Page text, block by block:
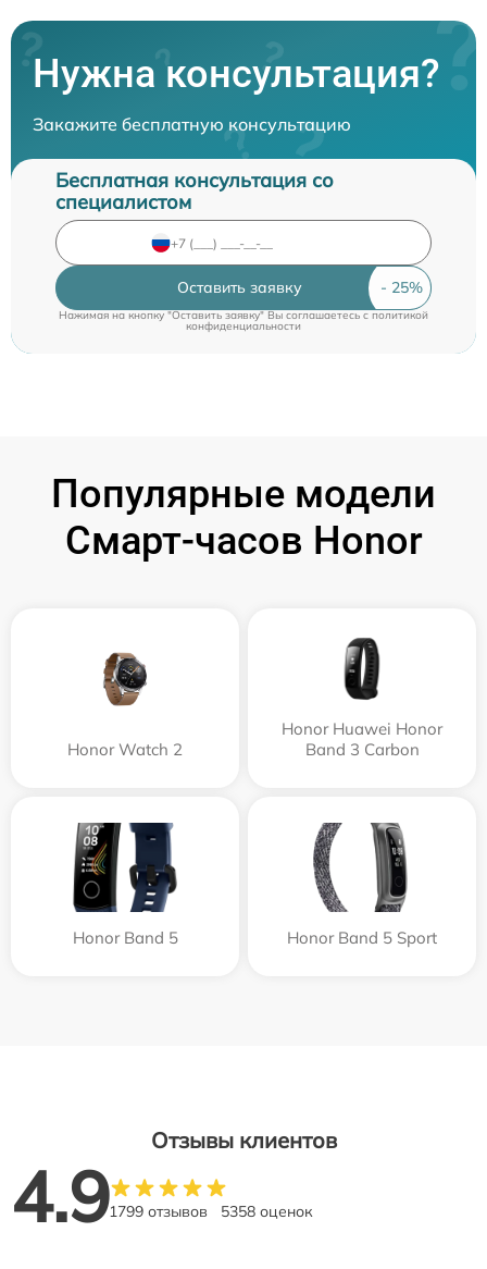
Нужна консультация?
Закажите бесплатную консультацию
Бесплатная консультация со
специалистом
Оставить заявку
Нажимая на кнопку "Оставить заявку" Вы соглашаетесь cполитикой
конфиденциальности
Популярные модели
Смарт-часов Honor
Honor Watch 2
Honor Huawei Honor
Band 3 Carbon
Honor Band 5 Honor Band 5 Sport
Отзывы клиентов
4.91799 отзывов 5358 оценок